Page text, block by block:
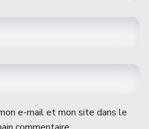
e-mail et mon site dans le